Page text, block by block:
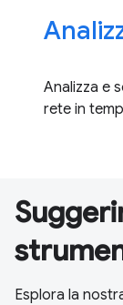
Analizza e
rete in
Esplora la